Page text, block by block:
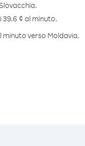
39.6 ¢ al minuto.
verso Moldavia.